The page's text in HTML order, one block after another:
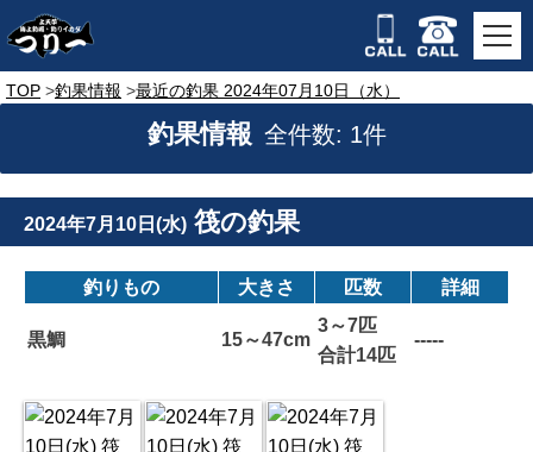
TOP 釣果情報 最近の釣果 2024年07月10日（水）
釣果情報 全件数: 1件
2024年7月10日(水) 筏の釣果
釣りもの 大きさ 匹数 詳細
黒鯛 15～47cm
3～7匹
合計14匹
-----